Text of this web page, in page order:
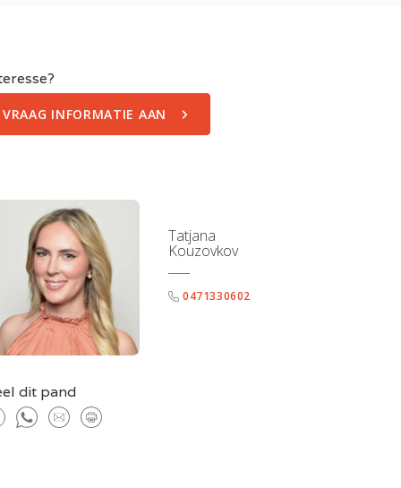
VRAAG INFORMATIE AAN
Tatjana
Kouzovkov
0471330602
dit pand